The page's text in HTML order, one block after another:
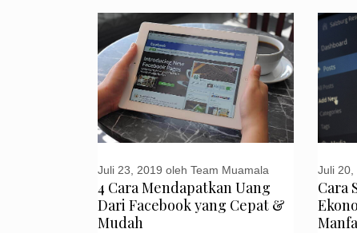
4 Cara Mendapatkan Uang
Dari Facebook yang Cepat &
Mudah
Juli 23, 2019 oleh Team Muamala
Cara
Juli 20,